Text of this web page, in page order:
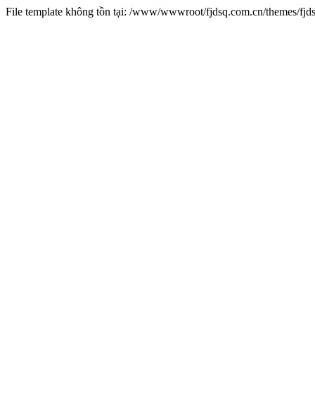
File template không tồn tại: /www/wwwroot/fjdsq.com.cn/themes/